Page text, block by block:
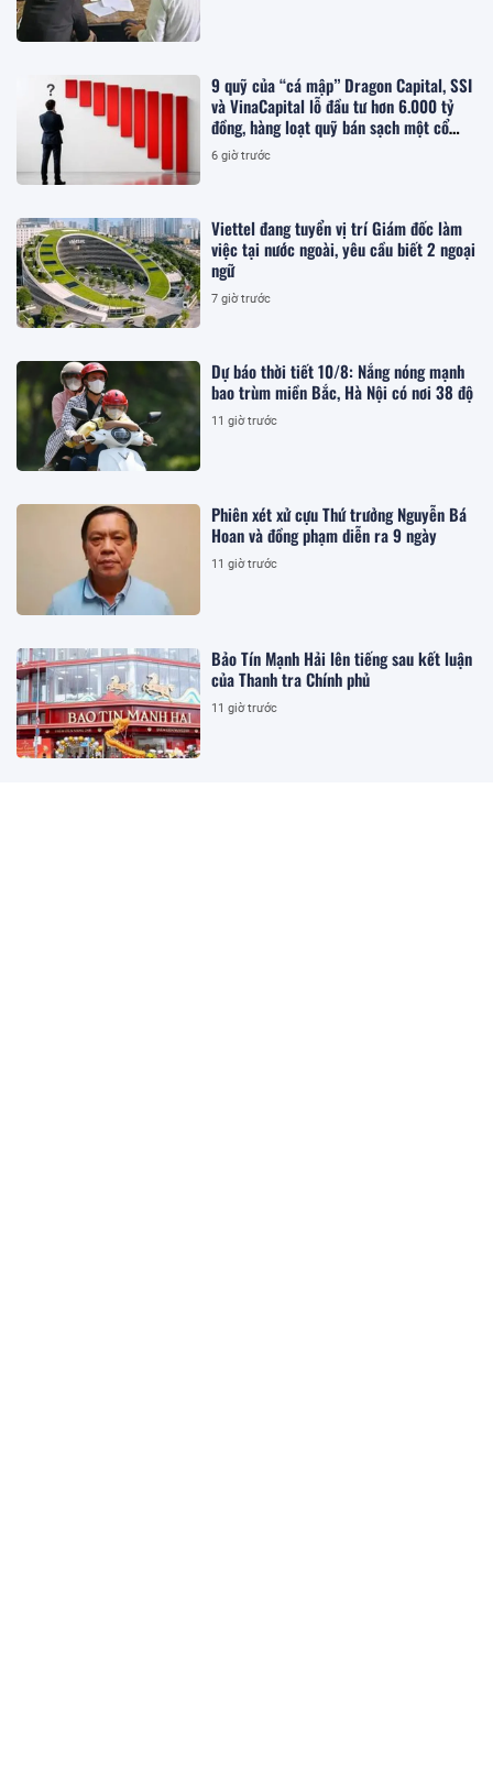
9 quỹ của “cá mập” Dragon Capital, SSI
và VinaCapital lỗ đầu tư hơn 6.000 tỷ
đồng, hàng loạt quỹ bán sạch một cổ
phiếu blue chip trong tháng 7
6 giờ trước
Viettel đang tuyển vị trí Giám đốc làm
việc tại nước ngoài, yêu cầu biết 2 ngoại
ngữ
7 giờ trước
Dự báo thời tiết 10/8: Nắng nóng mạnh
bao trùm miền Bắc, Hà Nội có nơi 38 độ
11 giờ trước
Phiên xét xử cựu Thứ trưởng Nguyễn Bá
Hoan và đồng phạm diễn ra 9 ngày
11 giờ trước
Bảo Tín Mạnh Hải lên tiếng sau kết luận
của Thanh tra Chính phủ
11 giờ trước